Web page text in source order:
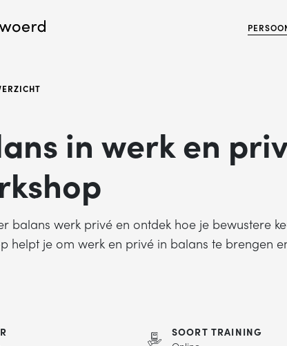
in werk en
balans werk privé en ontdek hoe je bewustere
helpt je om werk en privé in balans te brengen
SOORT TRAINING